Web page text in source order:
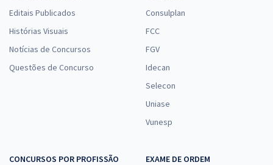
Editais Publicados
Histórias Visuais
Notícias de Concursos
Questões de Concurso
Consulplan
FCC
FGV
Idecan
Selecon
Uniase
Vunesp
CONCURSOS POR PROFISSÃO
EXAME DE ORDEM